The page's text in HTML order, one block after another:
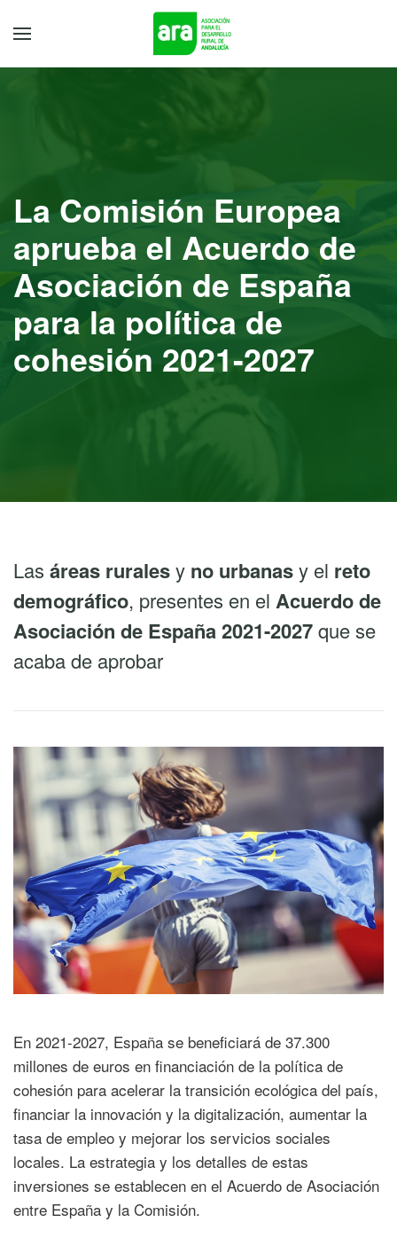
La Comisión Europea
aprueba el Acuerdo de
Asociación de España
para la política de
cohesión 2021-2027
Las áreas ruralesy no urbanasy el reto
demográfico, presentes en el Acuerdo de
Asociación de España 2021-2027que se
acaba de aprobar
En 2021-2027, España se beneficiará de 37.300
millones de euros en financiación de la política de
cohesión para acelerar la transición ecológica del país,
financiar la innovación y la digitalización, aumentar la
tasa de empleo y mejorar los servicios sociales
locales. La estrategia y los detalles de estas
inversiones se establecen en el Acuerdo de Asociación
entre España y la Comisión.